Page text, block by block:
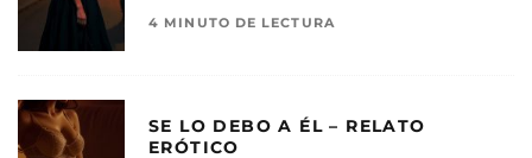
4 MINUTO DE LECTURA
SE LO DEBO A ÉL – RELATO
ERÓTICO